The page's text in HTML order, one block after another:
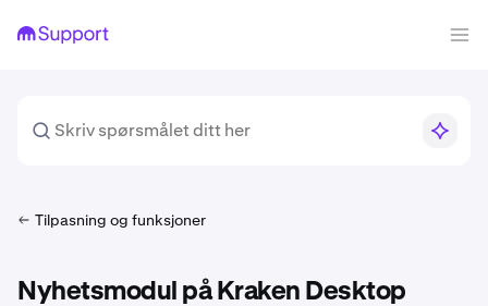
Tilpasning og funksjoner
Nyhetsmodul på Kraken Desktop